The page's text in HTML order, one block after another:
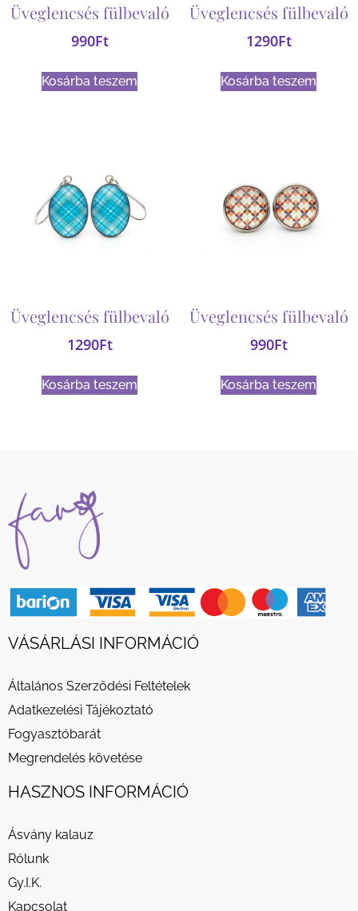
Üveglencsés fülbevaló
990Ft
Kosárba teszem
Üveglencsés fülbevaló
1290Ft
Kosárba teszem
Üveglencsés fülbevaló
1290Ft
Kosárba teszem
Üveglencsés fülbevaló
990Ft
Kosárba teszem
VÁSÁRLÁSI INFORMÁCIÓ
Általános Szerződési Feltételek
Adatkezelési Tájékoztató
Fogyasztóbarát
Megrendelés követése
HASZNOS INFORMÁCIÓ
Ásvány kalauz
Rólunk
Gy.I.K.
Kapcsolat